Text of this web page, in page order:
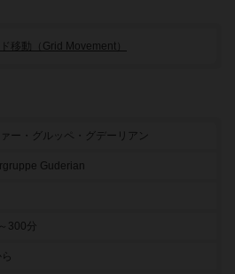
移動（Grid Movement）
ー・グルッペ・グデーリアン
Guderian
300分